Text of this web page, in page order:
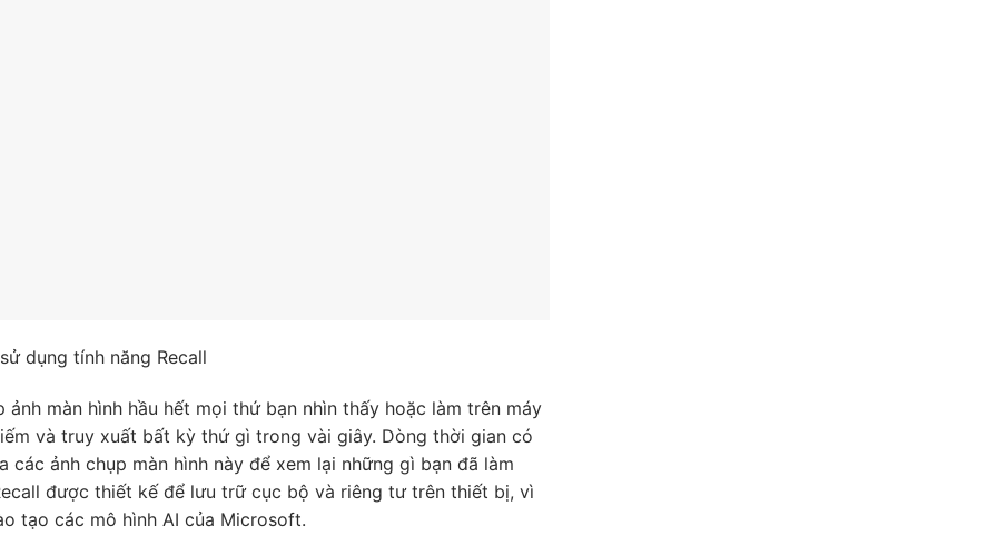
dụng tính năng Recall
màn hình hầu hết mọi thứ bạn nhìn thấy hoặc làm trên máy
và truy xuất bất kỳ thứ gì trong vài giây. Dòng thời gian có
ảnh chụp màn hình này để xem lại những gì bạn đã làm
được thiết kế để lưu trữ cục bộ và riêng tư trên thiết bị, vì
tạo các mô hình AI của Microsoft.